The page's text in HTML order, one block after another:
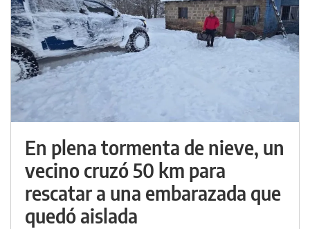
En plena tormenta de nieve, un
vecino cruzó 50 km para
rescatar a una embarazada que
quedó aislada